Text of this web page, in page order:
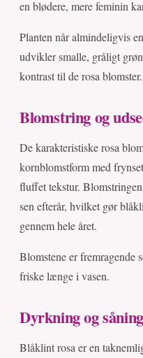
en blødere, mere feminin
Planten når almindeligvis
udvikler smalle, gråligt
kontrast til de rosa blomster.
Blomstring og
De karakteristiske rosa
kornblomstform med
fluffet tekstur.
sen efterår, hvilket gør
gennem hele året.
Blomstene er fremragende
friske længe i vasen.
Dyrkning og såning
Blåklint rosa er en